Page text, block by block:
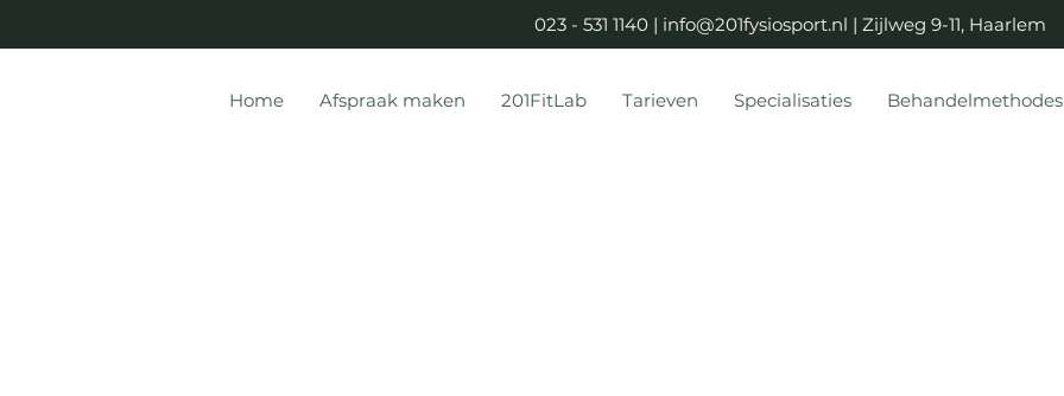
023 - 531 1140 | info@201fysiosport.nl | Zijlweg 9-11, Haarlem
Home Afspraak maken 201FitLab Tarieven Specialisaties Behandelmethodes